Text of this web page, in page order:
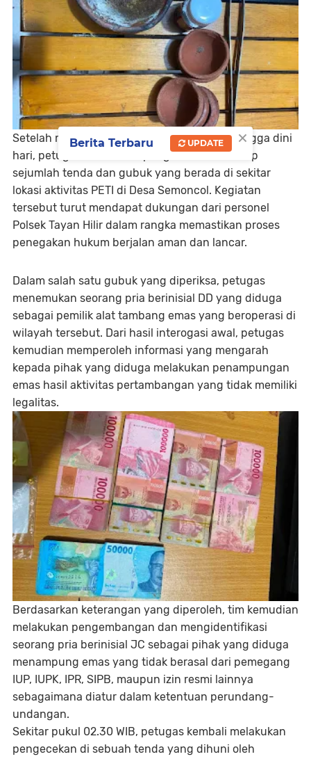
Setelah melakukan pendalaman informasi hingga dini
hari, petugas melakukan pengecekan terhadap
sejumlah tenda dan gubuk yang berada di sekitar
lokasi aktivitas PETI di Desa Semoncol. Kegiatan
tersebut turut mendapat dukungan dari personel
Polsek Tayan Hilir dalam rangka memastikan proses
penegakan hukum berjalan aman dan lancar.
Dalam salah satu gubuk yang diperiksa, petugas
menemukan seorang pria berinisial DD yang diduga
sebagai pemilik alat tambang emas yang beroperasi di
wilayah tersebut. Dari hasil interogasi awal, petugas
kemudian memperoleh informasi yang mengarah
kepada pihak yang diduga melakukan penampungan
emas hasil aktivitas pertambangan yang tidak memiliki
legalitas.
Berdasarkan keterangan yang diperoleh, tim kemudian
melakukan pengembangan dan mengidentifikasi
seorang pria berinisial JC sebagai pihak yang diduga
menampung emas yang tidak berasal dari pemegang
IUP, IUPK, IPR, SIPB, maupun izin resmi lainnya
sebagaimana diatur dalam ketentuan perundang-
undangan.
Sekitar pukul 02.30 WIB, petugas kembali melakukan
pengecekan di sebuah tenda yang dihuni oleh
×
Berita Terbaru UPDATE